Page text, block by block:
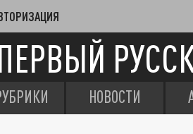
НОВОСТИ